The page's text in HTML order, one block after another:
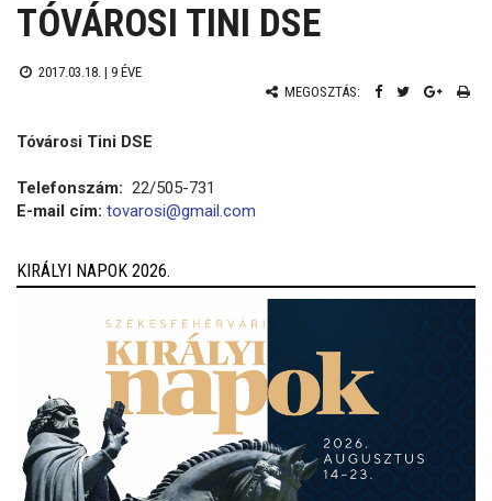
TÓVÁROSI TINI DSE
2017.03.18. | 9 ÉVE
MEGOSZTÁS:
Tóvárosi Tini DSE
Telefonszám: 22/505-731
E-mail cím: tovarosi@gmail.com
KIRÁLYI NAPOK 2026.